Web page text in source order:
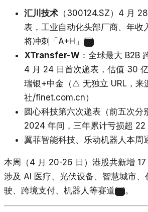
汇川技术 （300124.SZ）4 月
表，工业自动化头部厂商、年收
将冲刺「A+H」
XTransfer-W ：全球最大 B2B
4 月 24 日首次递表，估值 30
瑞银+中金（⚠️ 无独立 URL，来
社/finet.com.cn）
圆心科技第六次递表（前五次分
2024 年间，三年累计亏损超 22
翼菲智能科技、乐动机器人本周
本周（4 月 20-26 日）港股共新增 17
涉及 AI 医疗、光伏设备、智慧城市、
驶、跨境支付、机器人等赛道
。